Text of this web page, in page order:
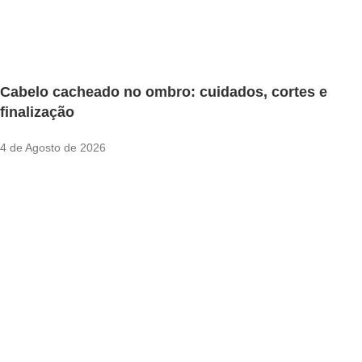
Cabelo cacheado no ombro: cuidados, cortes e
finalização
4 de Agosto de 2026